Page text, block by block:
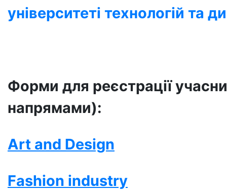
університеті технологій та
Форми для реєстрації
напрямами):
Art and Design
Fashion industry